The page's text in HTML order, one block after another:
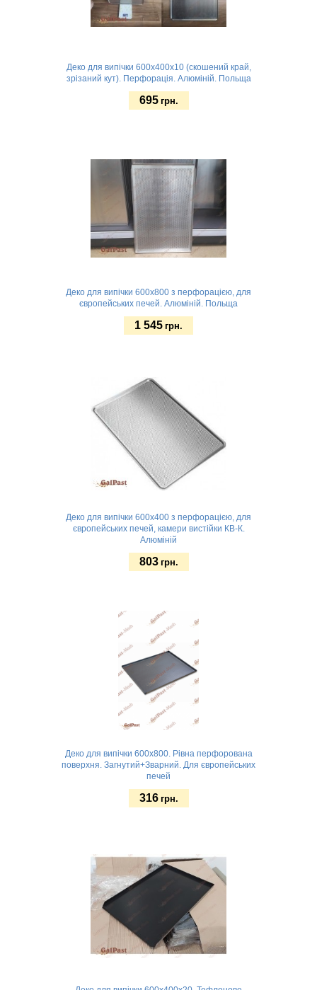
Деко для випічки 600x400х10 (скошений край,
зрізаний кут). Перфорація. Алюміній. Польща
695 грн.
Деко для випічки 600x800 з перфорацією, для
європейських печей. Алюміній. Польща
1 545 грн.
Деко для випічки 600x400 з перфорацією, для
європейських печей, камери вистійки КВ-К.
Алюміній
803 грн.
Деко для випічки 600х800. Рівна перфорована
поверхня. Загнутий+Зварний. Для європейських
печей
316 грн.